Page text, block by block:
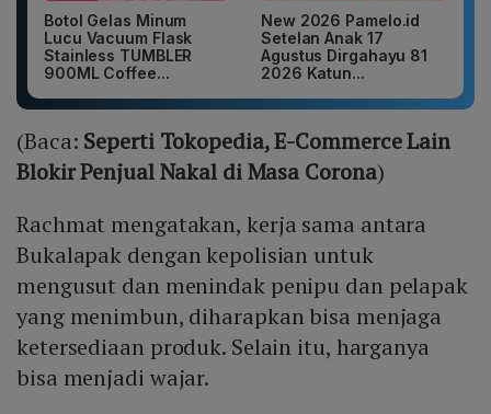
Botol Gelas Minum
Lucu Vacuum Flask
Stainless TUMBLER
900ML Coffee...
New 2026 Pamelo.id
Setelan Anak 17
Agustus Dirgahayu 81
2026 Katun...
(Baca: Seperti Tokopedia, E-Commerce Lain
Blokir Penjual Nakal di Masa Corona)
Rachmat mengatakan, kerja sama antara
Bukalapak dengan kepolisian untuk
mengusut dan menindak penipu dan pelapak
yang menimbun, diharapkan bisa menjaga
ketersediaan produk. Selain itu, harganya
bisa menjadi wajar.